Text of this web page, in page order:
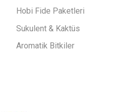
Hobi Fide Paketleri
Sukulent & Kaktüs
Aromatik Bitkiler